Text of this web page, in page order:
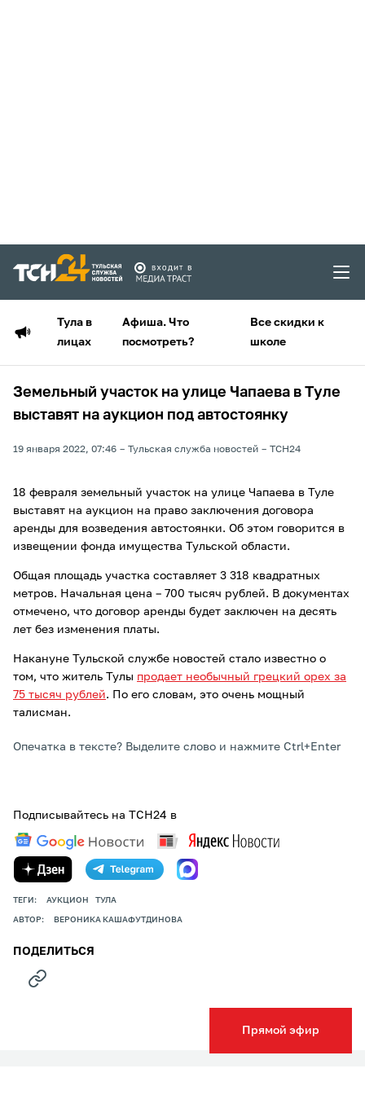
Тула в
лицах
Афиша. Что
посмотреть?
Все скидки к
школе
Прямой эфир
Земельный участок на улице Чапаева в Туле
выставят на аукцион под автостоянку
19 января 2022, 07:46 Тульская служба новостей ТСН24
18 февраля земельный участок на улице Чапаева в Туле
выставят на аукцион на право заключения договора
аренды для возведения автостоянки. Об этом говорится в
извещении фонда имущества Тульской области.
Общая площадь участка составляет 3 318 квадратных
метров. Начальная цена – 700 тысяч рублей. В документах
отмечено, что договор аренды будет заключен на десять
лет без изменения платы.
Накануне Тульской службе новостей стало известно о
том, что житель Тулы продает необычный грецкий орех за
75 тысяч рублей. По его словам, это очень мощный
талисман.
Опечатка в тексте? Выделите слово и нажмите Ctrl+Enter
Подписывайтесь на ТСН24 в
ТЕГИ: АУКЦИОН ТУЛА
АВТОР: ВЕРОНИКА КАШАФУТДИНОВА
ПОДЕЛИТЬСЯ